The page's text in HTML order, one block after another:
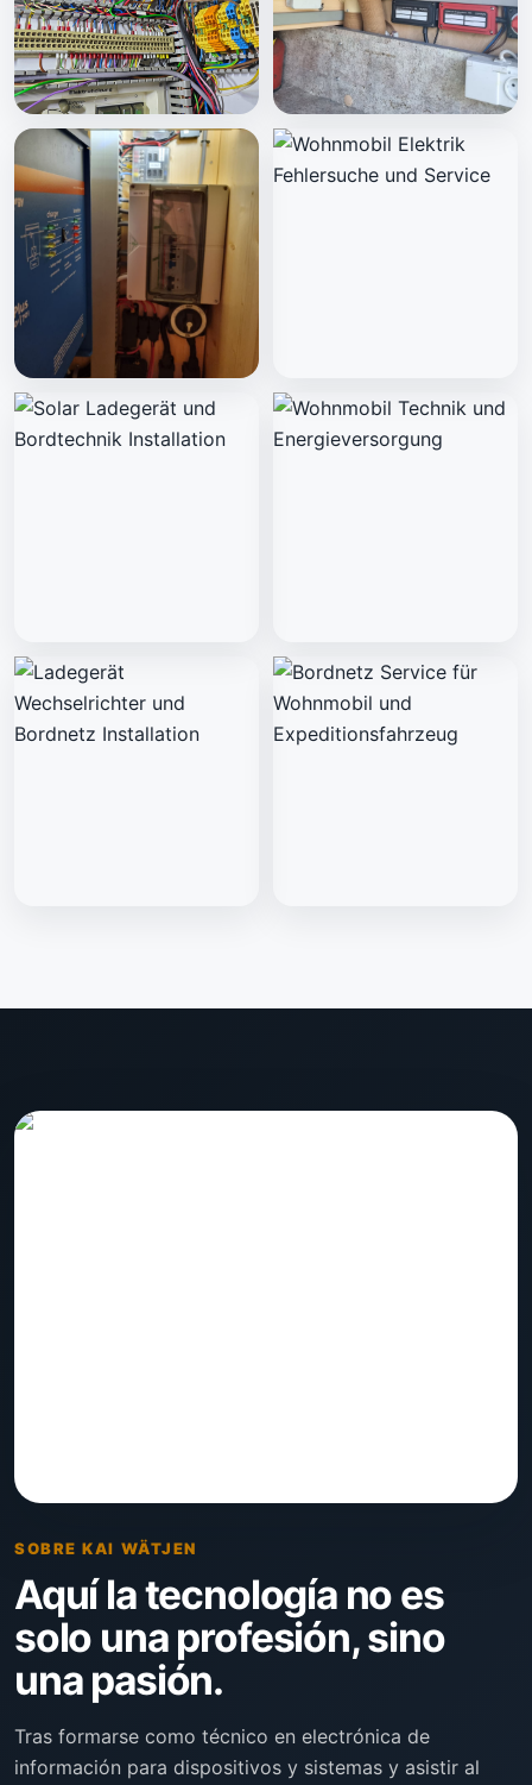
SOBRE KAI WÄTJEN
Aquí la tecnología no es
solo una profesión, sino
una pasión.
Tras formarse como técnico en electrónica de
información para dispositivos y sistemas y asistir al